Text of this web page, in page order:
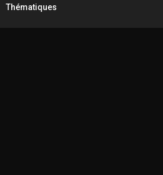
Thématiques